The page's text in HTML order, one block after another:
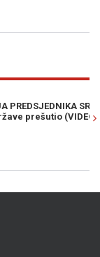
Vučić promašio